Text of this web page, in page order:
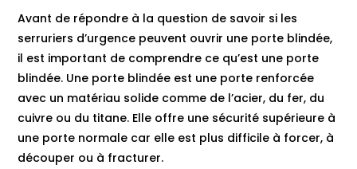
Avant de répondre à la question de savoir si les
serruriers d’urgence peuvent ouvrir une porte blindée,
il est important de comprendre ce qu’est une porte
blindée. Une porte blindée est une porte renforcée
avec un matériau solide comme de l’acier, du fer, du
cuivre ou du titane. Elle offre une sécurité supérieure à
une porte normale car elle est plus difficile à forcer, à
découper ou à fracturer.